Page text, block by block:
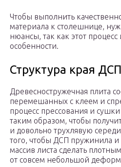
Чтобы выполнить
материала к столешнице,
нюансы, так как этот процесс
особенности.
Структура края ДСП
Древесностружечная плита
перемешанных с клеем и
процесс прессования и
таким образом, чтобы
и довольно трухлявую
того, чтобы ДСП пружинила и
массив листа сделать
от совсем небольшой